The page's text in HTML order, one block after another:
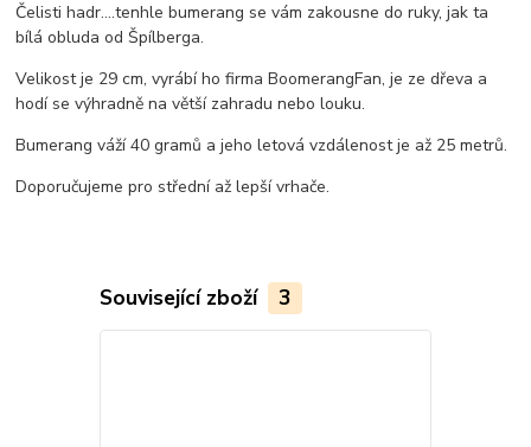
Čelisti hadr....tenhle bumerang se vám zakousne do ruky, jak ta
bílá obluda od Špílberga.
Velikost je 29 cm, vyrábí ho firma BoomerangFan, je ze dřeva a
hodí se výhradně na větší zahradu nebo louku.
Bumerang váží 40 gramů a jeho letová vzdálenost je až 25 metrů.
Doporučujeme pro střední až lepší vrhače.
Související zboží 3